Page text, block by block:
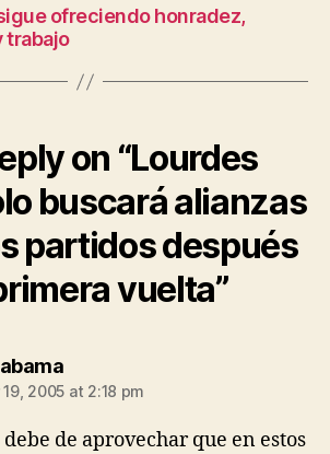
ofreciendo honradez,
trabajo
on “Lourdes
buscará alianzas
partidos después
vuelta”
says:
2005 at 2:18 pm
de aprovechar que en estos